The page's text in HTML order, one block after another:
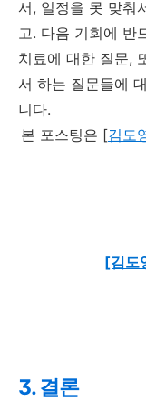
서, 일정을 못 맞춰
고. 다음 기회에 반
치료에 대한 질문,
서 하는 질문들에
니다.
본 포스팅은 [김도
[김도
3. 결론